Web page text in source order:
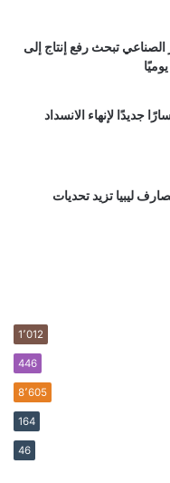
الصناعي تبحث رفع إنتاج إلى
جديدًا لإنهاء الانسداد
ليبيا تزيد تحديات
1٬012
446
8٬605
164
46